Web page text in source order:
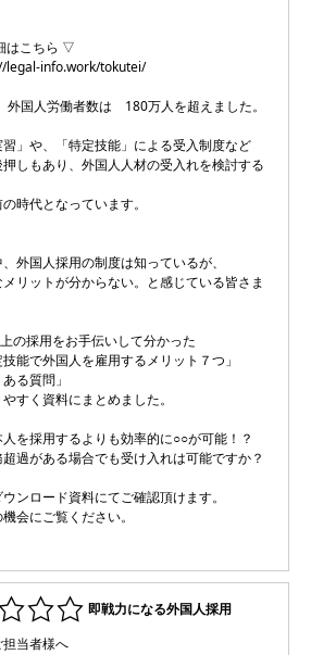
こちら ▽
info.work/tokutei/
国人労働者数は 180万人を超えました。
」や、「特定技能」による受入制度など
しもあり、外国人人材の受入れを検討する
時代となっています。
外国人採用の制度は知っているが、
リットが分からない。と感じている皆さま
の採用をお手伝いして分かった
で外国人を雇用するメリット７つ」
質問」
すく資料にまとめました。
採用するよりも効率的に○○が可能！？
がある場合でも受け入れは可能ですか？
ンロード資料にてご確認頂けます。
会にご覧ください。
即戦力になる外国人採用
当者様へ